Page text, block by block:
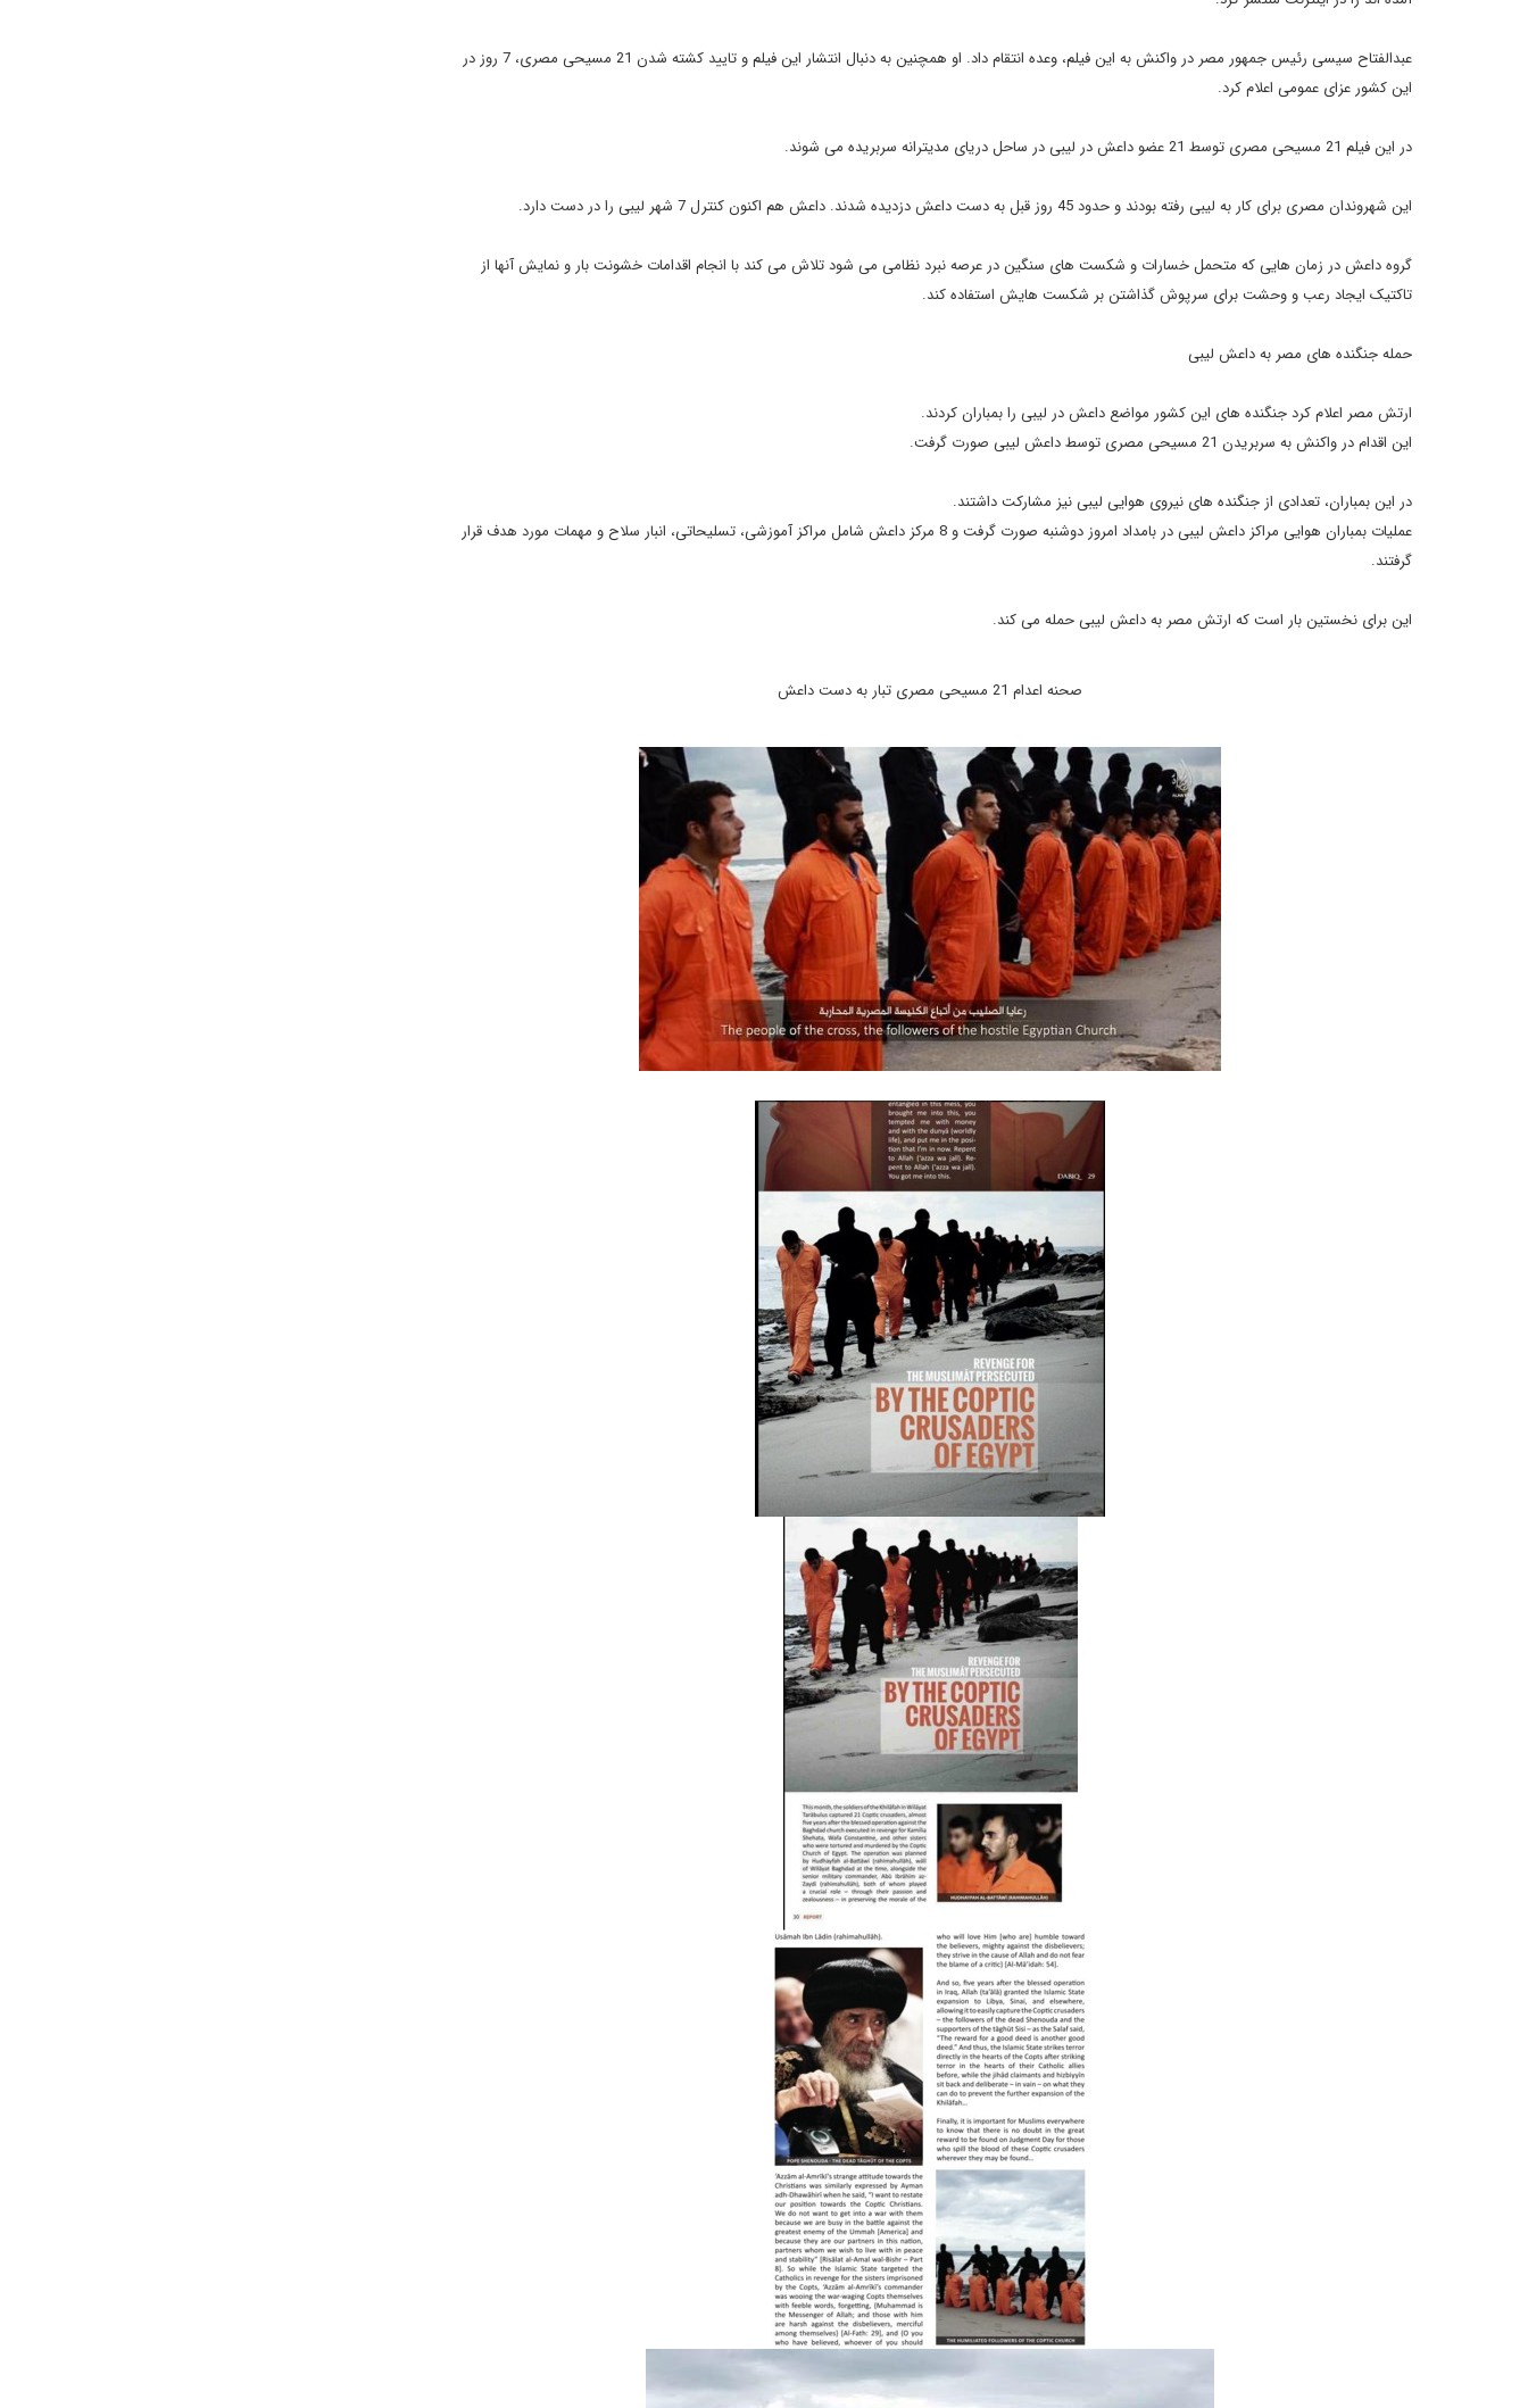
عبدالفتاح سیسی رئیس جمهور مصر در واکنش به این فیلم، وعده انتقام داد. او همچنین به دنبال انتشار این فیلم و تایید کشته شدن 21 مسیحی مصری، 7 روز در
این کشور عزای عمومی اعلام کرد.
در این فیلم 21 مسیحی مصری توسط 21 عضو داعش در لیبی در ساحل دریای مدیترانه سربریده می شوند.
این شهروندان مصری برای کار به لیبی رفته بودند و حدود 45 روز قبل به دست داعش دزدیده شدند. داعش هم اکنون کنترل 7 شهر لیبی را در دست دارد.
گروه داعش در زمان هایی که متحمل خسارات و شکست های سنگین در عرصه نبرد نظامی می شود تلاش می کند با انجام اقدامات خشونت بار و نمایش آنها از
تاکتیک ایجاد رعب و وحشت برای سرپوش گذاشتن بر شکست هایش استفاده کند.
حمله جنگنده های مصر به داعش لیبی
ارتش مصر اعلام کرد جنگنده های این کشور مواضع داعش در لیبی را بمباران کردند.
این اقدام در واکنش به سربریدن 21 مسیحی مصری توسط داعش لیبی صورت گرفت.
در این بمباران، تعدادی از جنگنده های نیروی هوایی لیبی نیز مشارکت داشتند.
عملیات بمباران هوایی مراکز داعش لیبی در بامداد امروز دوشنبه صورت گرفت و 8 مرکز داعش شامل مراکز آموزشی، تسلیحاتی، انبار سلاح و مهمات مورد هدف قرار
گرفتند.
این برای نخستین بار است که ارتش مصر به داعش لیبی حمله می کند.
صحنه اعدام 21 مسیحی مصری تبار به دست داعش